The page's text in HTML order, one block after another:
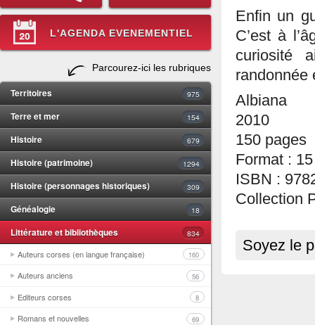
L'AGENDA EVENEMENTIEL
Parcourez-ici les rubriques
Territoires 975
Terre et mer 154
Histoire 679
Histoire (patrimoine) 1294
Histoire (personnages historiques) 309
Généalogie 18
Littérature et bibliothèques 834
Auteurs corses (en langue française) 160
Auteurs anciens 56
Editeurs corses 8
Romans et nouvelles 69
Enfin un
C’est à
curiosité
randonnée
Albiana
2010
150 pages
Format :
ISBN :
Collection
Soyez le